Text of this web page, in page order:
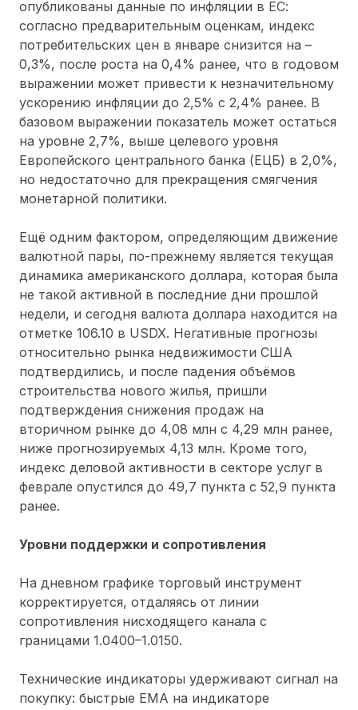
опубликованы данные по инфляции в ЕС:
согласно предварительным оценкам, индекс
потребительских цен в январе снизится на –
0,3%, после роста на 0,4% ранее, что в годовом
выражении может привести к незначительному
ускорению инфляции до 2,5% с 2,4% ранее. В
базовом выражении показатель может остаться
на уровне 2,7%, выше целевого уровня
Европейского центрального банка (ЕЦБ) в 2,0%,
но недостаточно для прекращения смягчения
монетарной политики.
Ещё одним фактором, определяющим движение
валютной пары, по-прежнему является текущая
динамика американского доллара, которая была
не такой активной в последние дни прошлой
недели, и сегодня валюта доллара находится на
отметке 106.10 в USDX. Негативные прогнозы
относительно рынка недвижимости США
подтвердились, и после падения объёмов
строительства нового жилья, пришли
подтверждения снижения продаж на
вторичном рынке до 4,08 млн с 4,29 млн ранее,
ниже прогнозируемых 4,13 млн. Кроме того,
индекс деловой активности в секторе услуг в
феврале опустился до 49,7 пункта с 52,9 пункта
ранее.
Уровни поддержки и сопротивления
На дневном графике торговый инструмент
корректируется, отдаляясь от линии
сопротивления нисходящего канала с
границами 1.0400–1.0150.
Технические индикаторы удерживают сигнал на
покупку: быстрые ЕМА на индикаторе